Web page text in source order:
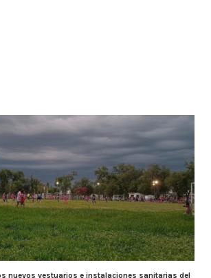
nuevos vestuarios e instalaciones sanitarias del